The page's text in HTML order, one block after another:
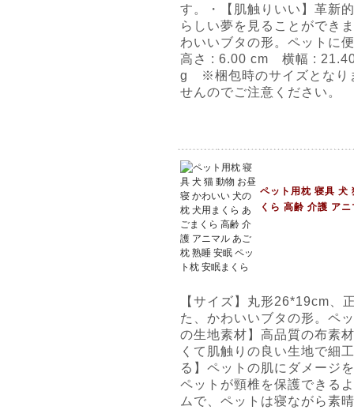
す。・【肌触りいい】革新
らしい夢を見ることができ
わいいブタの形。ペットに
高さ : 6.00 cm 横幅 :
g ※梱包時のサイズとなり
せんのでご注意ください。
ペット用枕 寝具 犬
くら 高齢 介護 ア
【サイズ】丸形26*19cm、
た、かわいいブタの形。ペ
の生地素材】高品質の布素
くて肌触りの良い生地で細
る】ペットの肌にダメージ
ペットが頸椎を保護できる
ムで、ペットは寝ながら素